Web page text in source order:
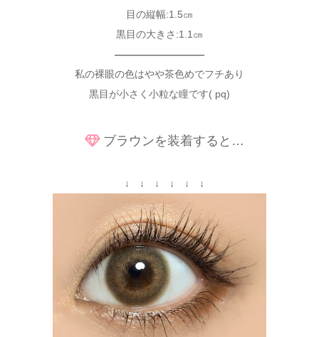
目の縦幅:1.5㎝
黒目の大きさ:1.1㎝
—————————
私の裸眼の色はやや茶色めでフチあり
黒目が小さく小粒な瞳です( pq)
ブラウンを装着すると…
↓ ↓ ↓ ↓ ↓ ↓